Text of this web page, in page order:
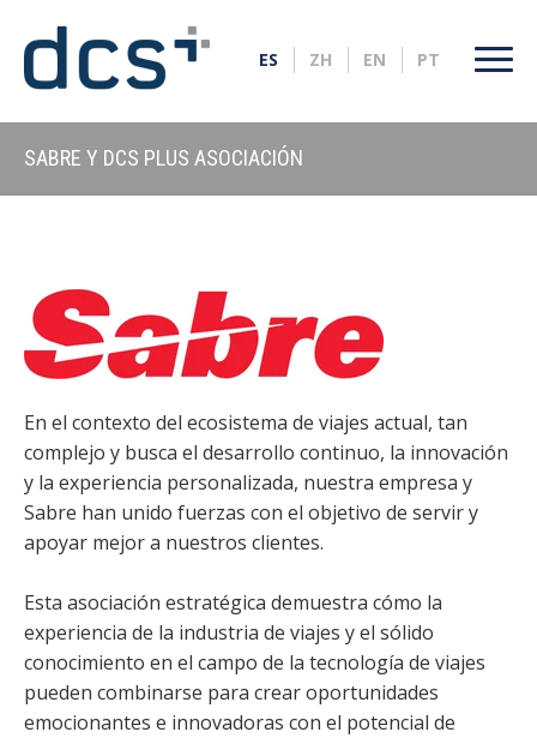
SABRE Y DCS PLUS ASOCIACIÓN
En el contexto del ecosistema de viajes actual, tan
complejo y busca el desarrollo continuo, la innovación
y la experiencia personalizada, nuestra empresa y
Sabre han unido fuerzas con el objetivo de servir y
apoyar mejor a nuestros clientes.
Esta asociación estratégica demuestra cómo la
experiencia de la industria de viajes y el sólido
conocimiento en el campo de la tecnología de viajes
pueden combinarse para crear oportunidades
emocionantes e innovadoras con el potencial de